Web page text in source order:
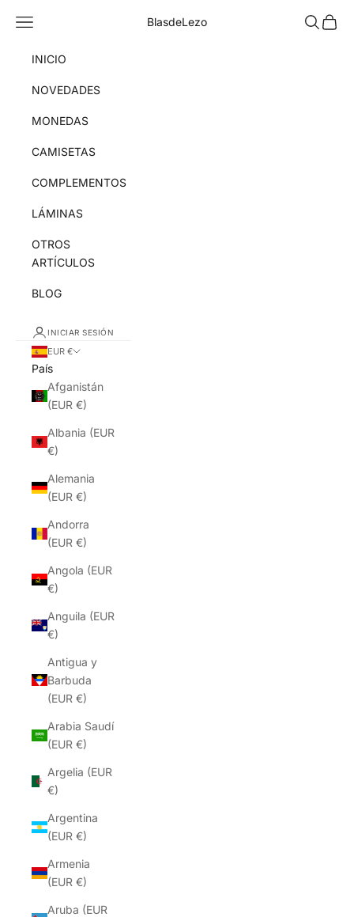
BlasdeLezo
Menú Buscar
Cesta
INICIO
NOVEDADES
MONEDAS
CAMISETAS
COMPLEMENTOS
LÁMINAS
OTROS
ARTÍCULOS
BLOG
INICIAR SESIÓN
EUR €
País
Afganistán
(EUR €)
Albania (EUR
€)
Alemania
(EUR €)
Andorra
(EUR €)
Angola (EUR
€)
Anguila (EUR
€)
Antigua y
Barbuda
(EUR €)
Arabia Saudí
(EUR €)
Argelia (EUR
€)
Argentina
(EUR €)
Armenia
(EUR €)
Aruba (EUR